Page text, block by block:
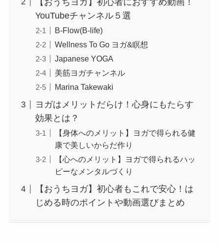
【おうちヨガ】初心者におすすめ動画！
YouTubeチャンネル５選
B-Flow(B-life)
Wellness To Go ヨガ&瞑想
Japanese YOGA
美筋ヨガチャンネル
Marina Takewaki
ヨガはメリットだらけ！心身にもたらす
効果とは？
【身体へのメリット】ヨガで得られる健
康で美しいからだ作り
【心へのメリット】ヨガで得られるハッ
ピーなメンタルづくり
【おうちヨガ】初心者もこれで安心！は
じめる時のポイントや動画選びまとめ